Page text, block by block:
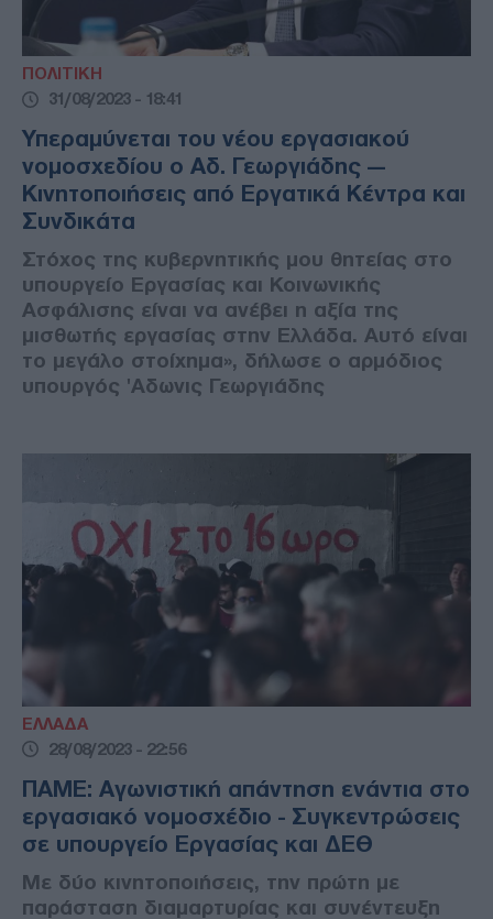
ΠΟΛΙΤΙΚΗ
31/08/2023 - 18:41
Υπεραμύνεται του νέου εργασιακού
νομοσχεδίου ο Αδ. Γεωργιάδης —
Κινητοποιήσεις από Εργατικά Κέντρα και
Συνδικάτα
Στόχος της κυβερνητικής μου θητείας στο
υπουργείο Εργασίας και Κοινωνικής
Ασφάλισης είναι να ανέβει η αξία της
μισθωτής εργασίας στην Ελλάδα. Αυτό είναι
το μεγάλο στοίχημα», δήλωσε ο αρμόδιος
υπουργός 'Αδωνις Γεωργιάδης
ΕΛΛΑΔΑ
28/08/2023 - 22:56
ΠΑΜΕ: Aγωνιστική απάντηση ενάντια στο
εργασιακό νομοσχέδιο - Συγκεντρώσεις
σε υπουργείο Εργασίας και ΔΕΘ
Με δύο κινητοποιήσεις, την πρώτη με
παράσταση διαμαρτυρίας και συνέντευξη